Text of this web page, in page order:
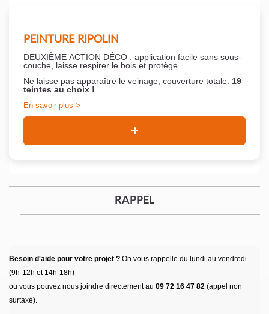
PEINTURE RIPOLIN
DEUXIÈME ACTION DÉCO : application facile sans sous-
couche, laisse respirer le bois et protège.
Ne laisse pas apparaître le veinage, couverture totale. 19
teintes au choix !
En savoir plus
RAPPEL
Besoin d'aide pour votre projet ? On vous rappelle du lundi au vendredi
(9h-12h et 14h-18h)
ou vous pouvez nous joindre directement au 09 72 16 47 82 (appel non
surtaxé).